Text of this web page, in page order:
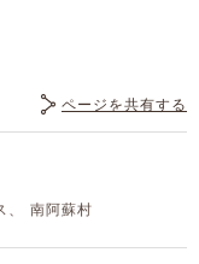
ページを共有する
南阿蘇村